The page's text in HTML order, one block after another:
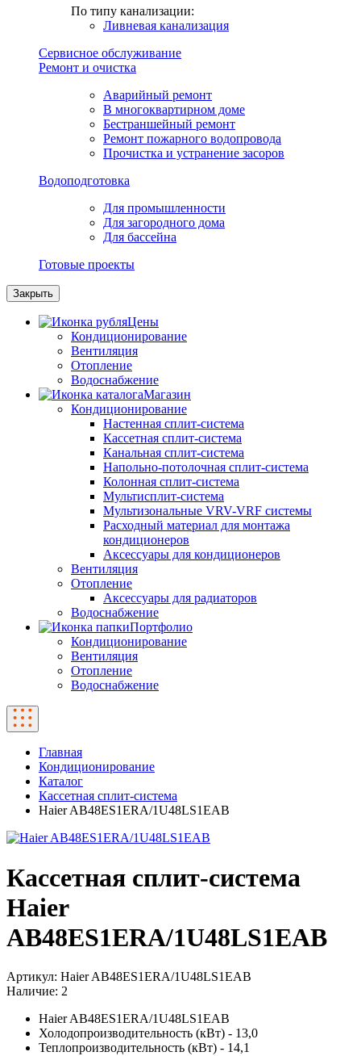
По типу канализации:
Ливневая канализация
Сервисное обслуживание
Ремонт и очистка
Аварийный ремонт
В многоквартирном доме
Бестраншейный ремонт
Ремонт пожарного водопровода
Прочистка и устранение засоров
Водоподготовка
Для промышленности
Для загородного дома
Для бассейна
Готовые проекты
Закрыть
Цены
Кондиционирование
Вентиляция
Отопление
Водоснабжение
Магазин
Кондиционирование
Настенная сплит-система
Кассетная сплит-система
Канальная сплит-система
Напольно-потолочная сплит-система
Колонная сплит-система
Мультисплит-система
Мультизональные VRV-VRF системы
Расходный материал для монтажа
кондиционеров
Аксессуары для кондиционеров
Вентиляция
Отопление
Аксессуары для радиаторов
Водоснабжение
Портфолио
Кондиционирование
Вентиляция
Отопление
Водоснабжение
Главная
Кондиционирование
Каталог
Кассетная сплит-система
Haier AB48ES1ERA/1U48LS1EAB
Кассетная сплит-система
Haier
AB48ES1ERA/1U48LS1EAB
Артикул: Haier AB48ES1ERA/1U48LS1EAB
Наличие: 2
Haier AB48ES1ERA/1U48LS1EAB
Холодопроизводительность (кВт) - 13,0
Теплопроизводительность (кВт) - 14,1